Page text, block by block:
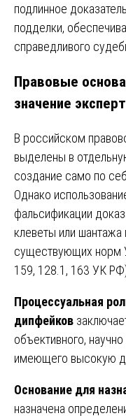
подлинное
подделки,
справедливого
Правовые
значение
В российском
выделены в
создание само по
Однако
фальсификации
клеветы или
существующих норм
159, 128.1, 163 УК РФ)
Процессуальная
дипфейков
объективного,
имеющего высокую
Основание для
назначена